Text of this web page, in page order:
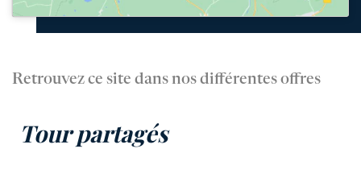
Retrouvez ce site dans nos différentes offres
Tour partagés